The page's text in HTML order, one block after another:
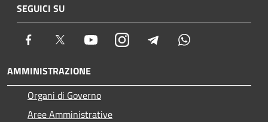
SEGUICI SU
Facebook Twitter YoutubeInstagram Telegram
AMMINISTRAZIONE
Organi di Governo
Aree Amministrative